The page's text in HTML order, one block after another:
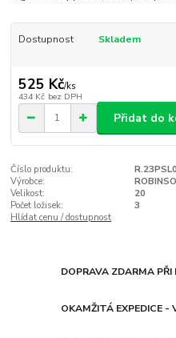
Dostupnost Skladem
525 Kč/ks
434 Kč bez DPH
Přidat do
Číslo produktu:
Výrobce:
Velikost:
20
Počet ložisek:
3
Hlídat cenu / dostupnost
DOPRAVA ZDARMA
OKAMŽITÁ EXPEDICE -